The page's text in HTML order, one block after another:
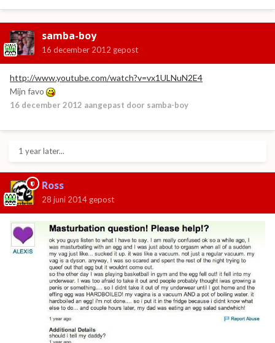
samba-boy
16 december 2012 gepost
http://www.youtube.com/watch?v=vx1ULNuN2E4
Mijn favo
16 december 2012 aangepast door samba-boy
1 year later...
Ross
28 juni 2014 gepost